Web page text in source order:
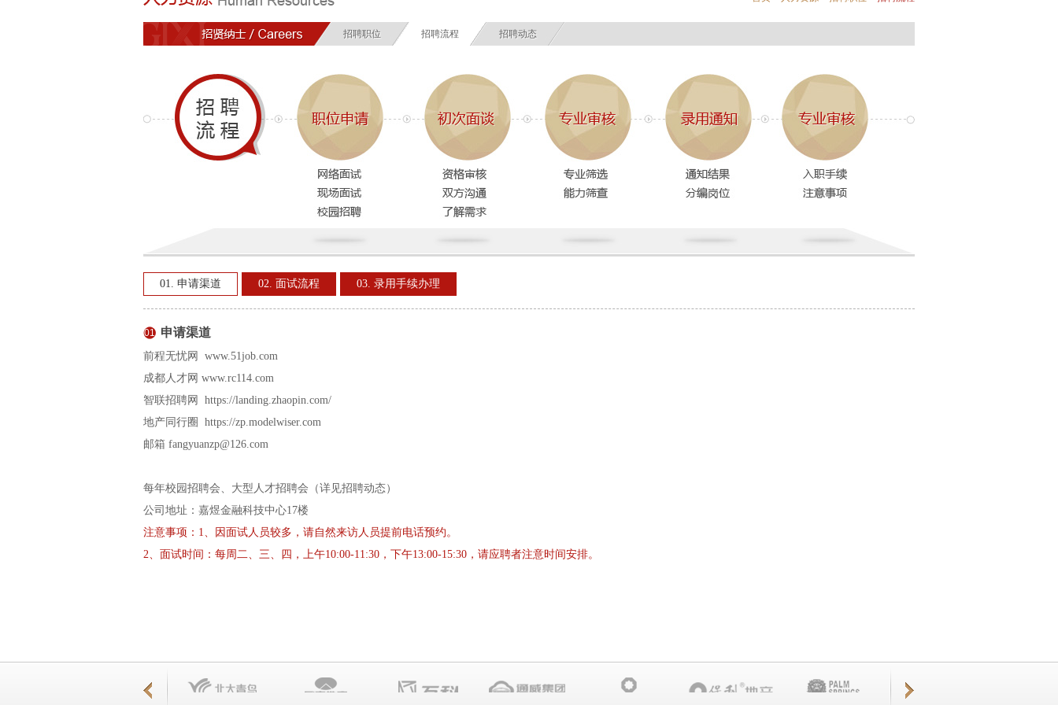
招聘职位 招聘流程 招聘动态
01. 申请渠道 02. 面试流程 03. 录用手续办理
01 申请渠道
前程无忧网 www.51job.com
成都人才网 www.rc114.com
智联招聘网 https://landing.zhaopin.com/
地产同行圈 https://zp.modelwiser.com
邮箱 fangyuanzp@126.com
每年校园招聘会、大型人才招聘会（详见招聘动态）
公司地址：嘉煜金融科技中心17楼
注意事项：1、因面试人员较多，请自然来访人员提前电话预约。
2、面试时间：每周二、三、四，上午10:00-11:30，下午13:00-15:30，请应聘者注意时间安排。